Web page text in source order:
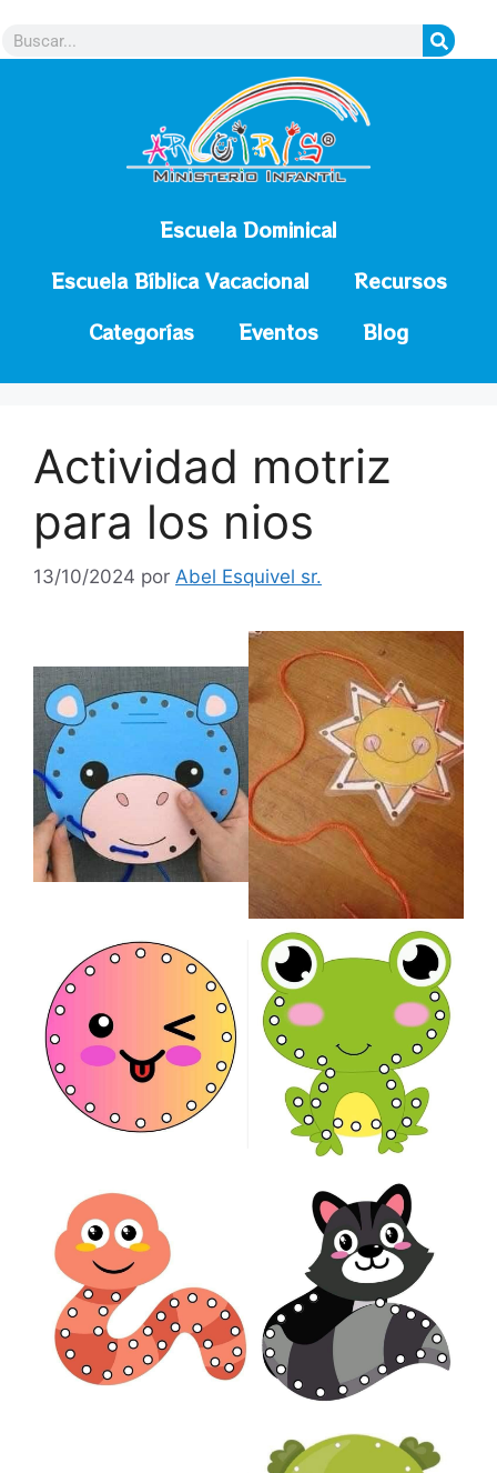
Escuela Dominical
Escuela Bíblica Vacacional
Recursos
Categorías
Eventos Blog
Actividad motriz
para los nios
13/10/2024 por Abel Esquivel sr.